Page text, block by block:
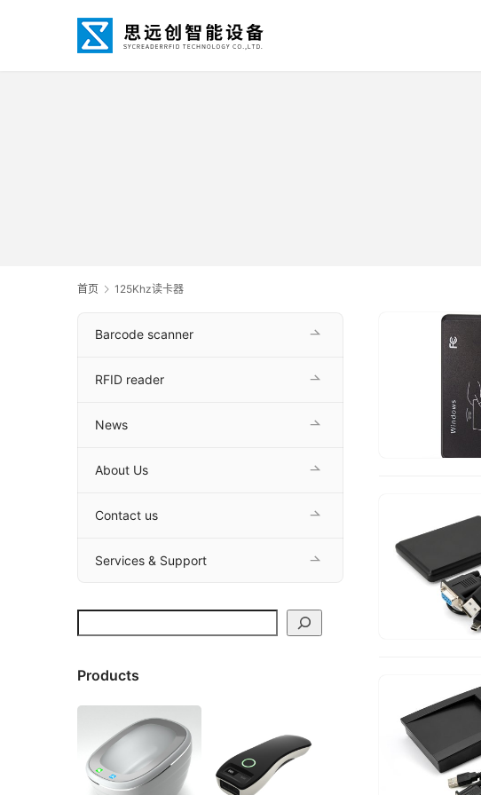
首页 125Khz读卡器
Barcode scanner
RFID reader
News
About Us
Contact us
Services & Support
Products